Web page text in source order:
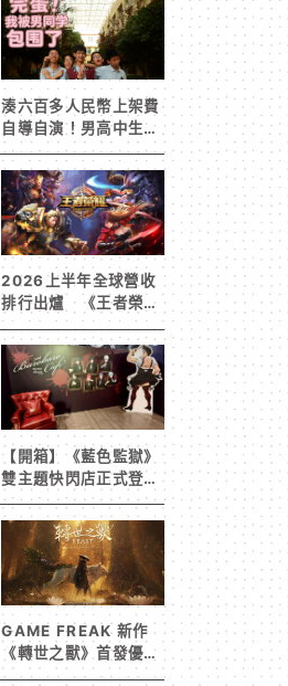
湊六百多人民幣上架費
自導自演！男高中生抽
象神作《完蛋！我被男
同學包圍了》突然爆紅
2026上半年全球營收
排行出爐 《王者榮
耀》穩居榜首《寒霜啟
示錄》緊追在後！
【開箱】《藍色監獄》
雙主題快閃店正式登陸
三創！造景與限定周邊
搶先看
GAME FREAK 新作
《轉世之獸》首發優化
翻車 官方急發聲明承諾